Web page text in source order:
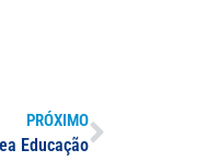
PRÓXIMO
Educação